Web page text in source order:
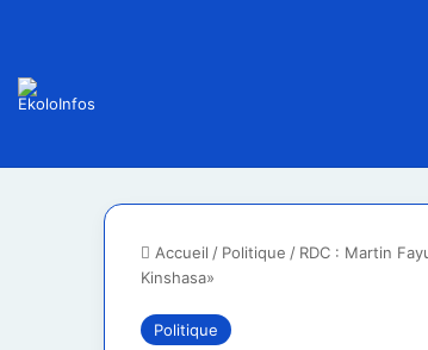
Accueil / Politique / RDC : Martin
Kinshasa»
Politique